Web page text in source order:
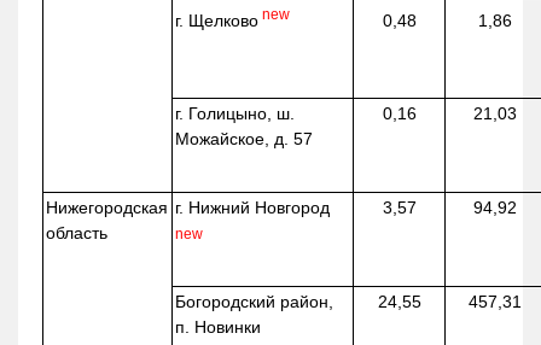
г. Щелково new 0,48 1,86
г. Голицыно, ш.
Можайское, д. 57
0,16 21,03
Нижегородская
область
г. Нижний Новгород
new
3,57 94,92
Богородский район,
п. Новинки
24,55 457,31